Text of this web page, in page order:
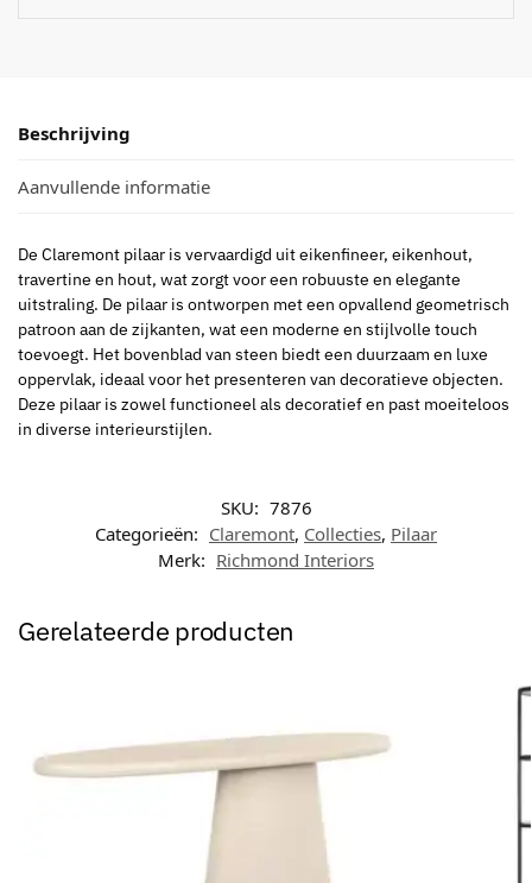
Beschrijving
Aanvullende informatie
De Claremont pilaar is vervaardigd uit eikenfineer, eikenhout,
travertine en hout, wat zorgt voor een robuuste en elegante
uitstraling. De pilaar is ontworpen met een opvallend geometrisch
patroon aan de zijkanten, wat een moderne en stijlvolle touch
toevoegt. Het bovenblad van steen biedt een duurzaam en luxe
oppervlak, ideaal voor het presenteren van decoratieve objecten.
Deze pilaar is zowel functioneel als decoratief en past moeiteloos
in diverse interieurstijlen.
SKU: 7876
Categorieën: Claremont, Collecties, Pilaar
Merk: Richmond Interiors
Gerelateerde producten